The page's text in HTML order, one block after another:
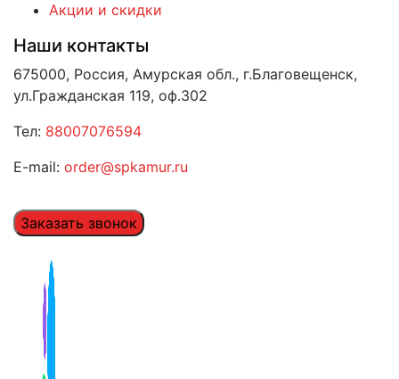
Акции и скидки
Наши контакты
675000, Россия, Амурская обл., г.Благовещенск,
ул.Гражданская 119, оф.302
Тел: 88007076594
E-mail: order@spkamur.ru
Заказать звонок